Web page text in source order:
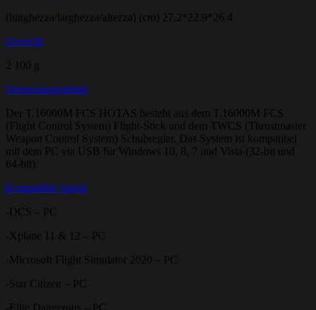
(lunghezza/larghezza/altezza) (cm) 27.2*22.9*26.4
Gewicht
2 100 g
Verpackungsinhalt
Der T.16000M FCS HOTAS besteht aus dem T.16000M FCS
(Flight Control System) Flight-Stick und dem TWCS (Thrustmaster
Weapon Control System) Schubregler. Das System ist kompatibel
mit dem PC via USB für Windows 10, 8, 7 und Vista (32-bit und
64-bit).
Kompatible Spiele
-DCS – PC
-Xplane 11 & 12 – PC
-Microsoft Flight Simulator 2020 – PC
-Star Citizen – PC
-Elite Dangerous – PC